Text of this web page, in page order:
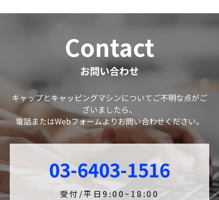
Contact
お問い合わせ
キャップとキャッピングマシンについてご不明な点がご
ざいましたら、
電話またはWebフォームよりお問い合わせください。
03-6403-1516
受付/平日9:00~18:00